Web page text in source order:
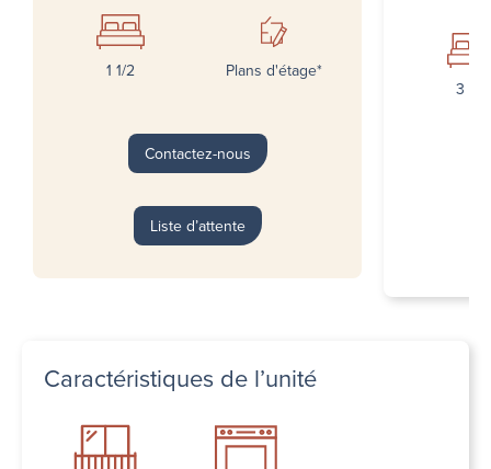
1 1/2 Plans d'étage*
Contactez-nous
Liste d’attente
3 1/2
Caractéristiques de l’unité